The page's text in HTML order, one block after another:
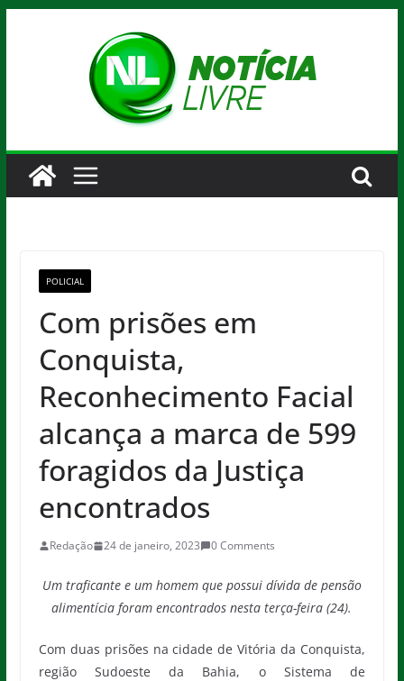
POLICIAL
Com prisões em
Conquista,
Reconhecimento Facial
alcança a marca de 599
foragidos da Justiça
encontrados
Redação 24 de janeiro, 2023 0 Comments
Um traficante e um homem que possui dívida de pensão
alimentícia foram encontrados nesta terça-feira (24).
Com duas prisões na cidade de Vitória da Conquista,
região Sudoeste da Bahia, o Sistema de